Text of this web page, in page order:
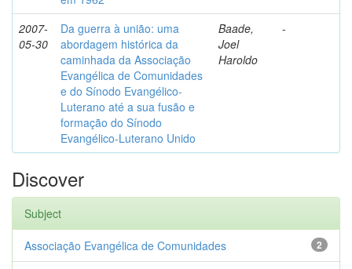
2007-
05-30
Da guerra à união: uma
abordagem histórica da
caminhada da Associação
Evangélica de Comunidades
e do Sínodo Evangélico-
Luterano até a sua fusão e
formação do Sínodo
Evangélico-Luterano Unido
Baade,
Joel
Haroldo
-
Discover
Subject
2
Associação Evangélica de Comunidades